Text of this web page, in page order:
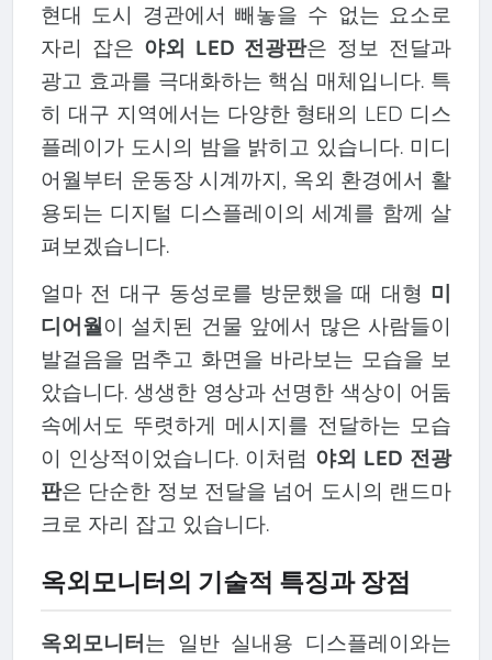
현대 도시 경관에서 빼놓을 수 없는 요소로
자리 잡은 야외 LED 전광판은 정보 전달과
광고 효과를 극대화하는 핵심 매체입니다. 특
히 대구 지역에서는 다양한 형태의 LED 디스
플레이가 도시의 밤을 밝히고 있습니다. 미디
어월부터 운동장 시계까지, 옥외 환경에서 활
용되는 디지털 디스플레이의 세계를 함께 살
펴보겠습니다.
얼마 전 대구 동성로를 방문했을 때 대형 미
디어월이 설치된 건물 앞에서 많은 사람들이
발걸음을 멈추고 화면을 바라보는 모습을 보
았습니다. 생생한 영상과 선명한 색상이 어둠
속에서도 뚜렷하게 메시지를 전달하는 모습
이 인상적이었습니다. 이처럼 야외 LED 전광
판은 단순한 정보 전달을 넘어 도시의 랜드마
크로 자리 잡고 있습니다.
옥외모니터의 기술적 특징과 장점
옥외모니터는 일반 실내용 디스플레이와는